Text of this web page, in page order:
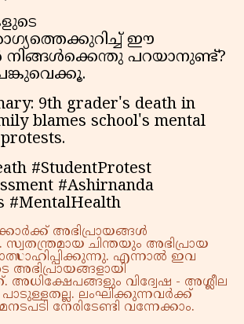
ഈ
പറയാനുണ്ട്?
9th grader's death in
blames school's mental
#StudentProtest
#Ashirnanda
#MentalHealth
അഭിപ്രായങ്ങൾ
സ്വതന്ത്രമായ ചിന്തയും അഭിപ്രായ
എന്നാൽ ഇവ
വിദ്വേഷ - അശ്ലീല
ലംഘിക്കുന്നവർക്ക്
നേരിടേണ്ടി വന്നേക്കാം.